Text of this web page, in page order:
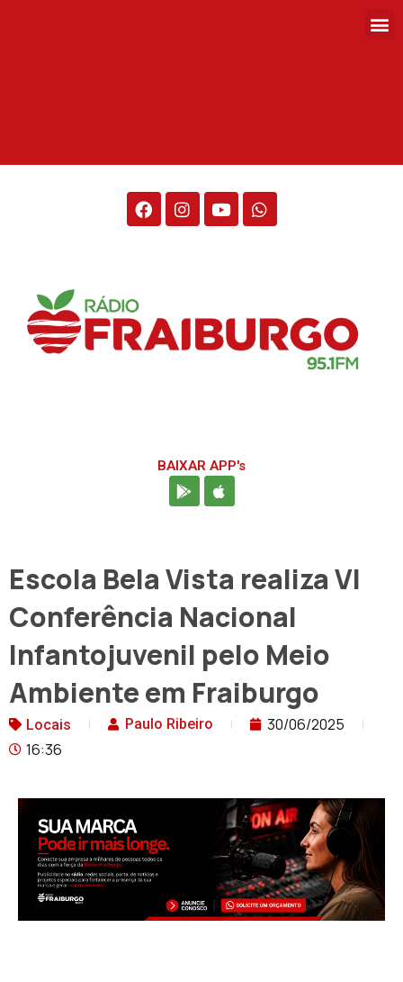
BAIXAR APP's
Escola Bela Vista realiza VI
Conferência Nacional
Infantojuvenil pelo Meio
Ambiente em Fraiburgo
Locais Paulo Ribeiro
30/06/2025
16:36